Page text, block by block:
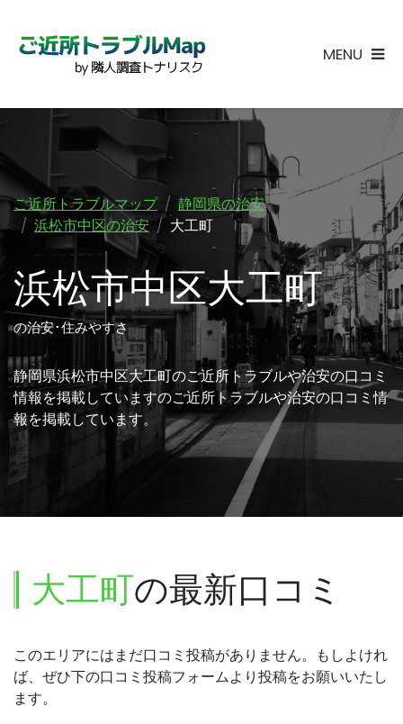
MENU
ご近所トラブルマップ
静岡県の治安
浜松市中区の治安
大工町
浜松市中区大工町
の治安･住みやすさ
静岡県浜松市中区大工町のご近所トラブルや治安の口コミ
情報を掲載していますのご近所トラブルや治安の口コミ情
報を掲載しています。
大工町の最新口コミ
このエリアにはまだ口コミ投稿がありません。もしよけれ
ば、ぜひ下の口コミ投稿フォームより投稿をお願いいたし
ます。